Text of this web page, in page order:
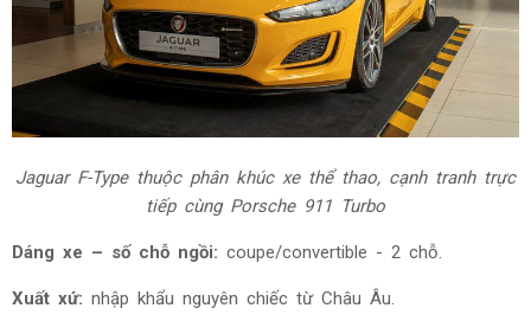
Jaguar F-Type thuộc phân khúc xe thể thao, cạnh tranh trực
tiếp cùng Porsche 911 Turbo
Dáng xe – số chỗ ngồi: coupe/convertible - 2 chỗ.
Xuất xứ: nhập khẩu nguyên chiếc từ Châu Âu.